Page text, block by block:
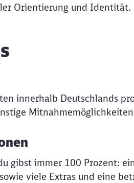
Orientierung und Identität.
innerhalb Deutschlands
gibst immer 100 Prozent:
viele Extras und eine